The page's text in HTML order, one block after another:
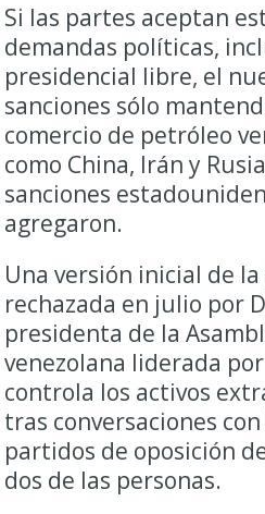
Si las partes aceptan
demandas políticas,
presidencial libre, el
sanciones sólo
comercio de petróleo
como China, Irán y
sanciones
agregaron.
Una versión inicial de
rechazada en julio por
presidenta de la
venezolana liderada
controla los activos
tras conversaciones
partidos de oposición
dos de las personas.